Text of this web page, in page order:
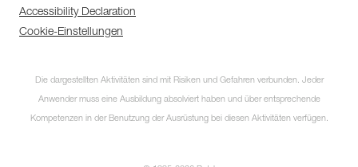
Accessibility Declaration
Cookie-Einstellungen
Die dargestellten Aktivitäten sind mit Risiken und Gefahren verbunden. Jeder
Anwender muss eine Ausbildung absolviert haben und über entsprechende
Kompetenzen in der Benutzung der Ausrüstung bei diesen Aktivitäten verfügen.